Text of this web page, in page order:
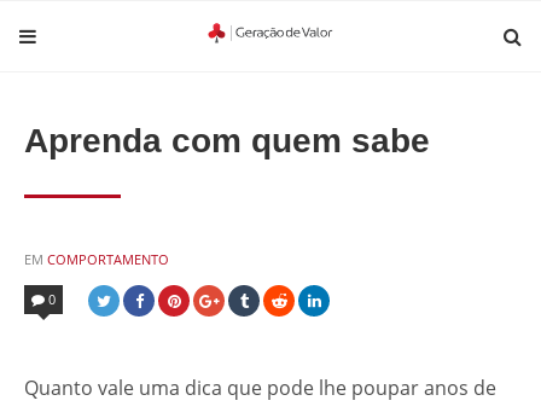
Aprenda com quem sabe
EM POSTED
IN
COMPORTAMENTO
0
Quanto vale uma dica que pode lhe poupar anos de